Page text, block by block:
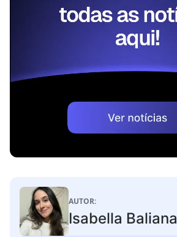
AUTOR:
Isabella Baliana